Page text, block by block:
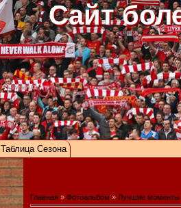
Сайт
Таблица Сезона
Главная » Фотоальбом » Лучшие моменты